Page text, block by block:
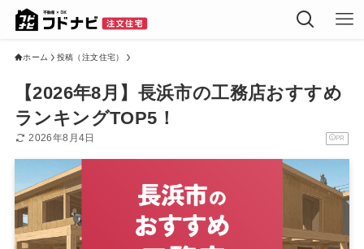
ホーム 投稿（注文住宅）
【2026年8月】長浜市の工務店おすすめ
ランキングTOP5！
PR
2026年8月4日